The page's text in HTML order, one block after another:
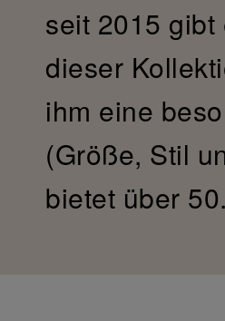
seit 2015
dieser
ihm eine
(Größe, Stil
bietet über